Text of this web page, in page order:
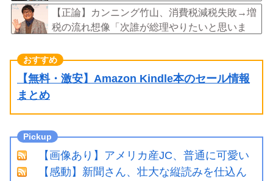
【正論】カンニング竹山、消費税減税失敗→増
税の流れ想像「次誰が総理やりたいと思いま
【無料・激安】Amazon Kindle本のセール情報
まとめ
【画像あり】アメリカ産JC、普通に可愛い
【感動】新聞さん、壮大な縦読みを仕込ん